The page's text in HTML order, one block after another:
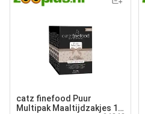
catz finefood Puur
Multipak Maaltijdzakjes 12